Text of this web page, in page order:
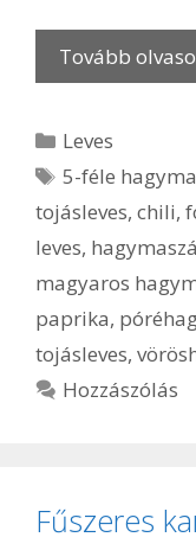
Tovább
Kategória
Leves
Címkék
5-féle
tojásleves, chili,
leves,
magyaros
paprika,
tojásleves,
Hozzászólás
Fűszeres